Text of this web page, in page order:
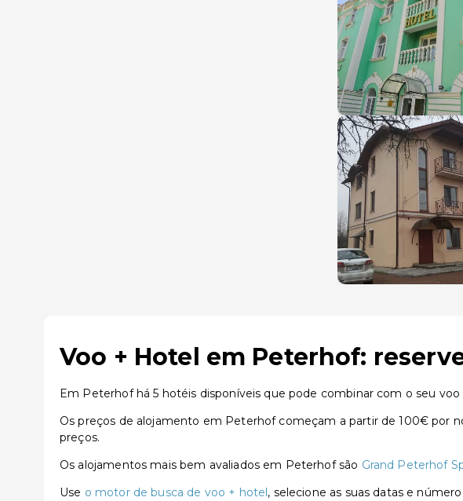
Voo + Hotel em Peterhof:
Em Peterhof há 5 hotéis disponíveis que pode combinar com o seu
Os preços de alojamento em Peterhof começam a partir de 100€ por
preços.
Os alojamentos mais bem avaliados em Peterhof são Grand Peterhof
Use o motor de busca de voo + hotel, selecione as suas datas e